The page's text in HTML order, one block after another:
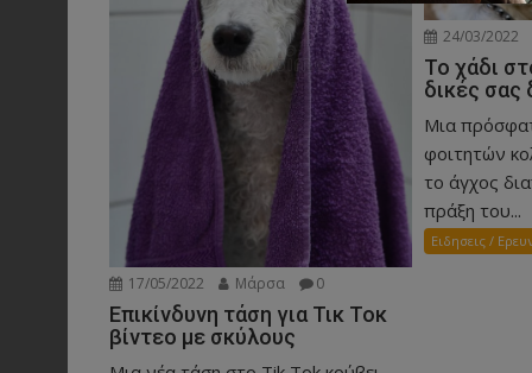
17/05/2022 Μάρσα 0
Επικίνδυνη τάση για Τικ Τοκ
βίντεο με σκύλους
24/03/2022
Το χάδι
δικές σας
Μια
φοιτητών
το άγχος
πράξη του...
Ειδησεις /